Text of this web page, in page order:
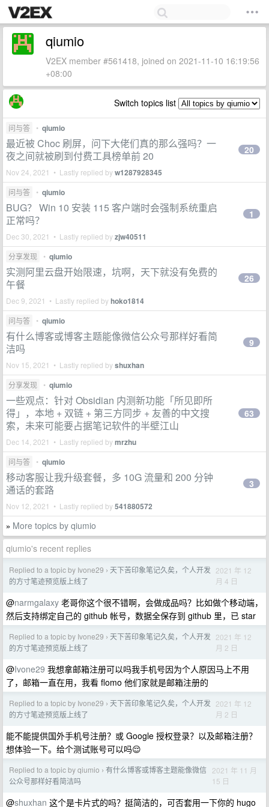
qiumio
V2EX member #561418, joined on 2021-11-10 16:19:56
+08:00
Switch topics list
问与答 • qiumio
最近被 Choc 刷屏，问下大佬们真的那么强吗？一
夜之间就被刷到付费工具榜单前 20
Nov 24, 2021 • Lastly replied byw1287928345
20
问与答 • qiumio
BUG？ Win 10 安装 115 客户端时会强制系统重启
正常吗？
Dec 30, 2021 • Lastly replied byzjw40511
1
分享发现 • qiumio
实测阿里云盘开始限速，坑啊，天下就没有免费的
午餐
Dec 9, 2021 • Lastly replied byhoko1814
26
问与答 • qiumio
有什么博客或博客主题能像微信公众号那样好看简
洁吗
Nov 15, 2021 • Lastly replied byshuxhan
9
分享发现 • qiumio
一些观点：针对 Obsidian 内测新功能「所见即所
得」，本地 + 双链 + 第三方同步 + 友善的中文搜
索，未来可能要占据笔记软件的半壁江山
Dec 14, 2021 • Lastly replied bymrzhu
63
问与答 • qiumio
移动客服让我升级套餐，多 10G 流量和 200 分钟
通话的套路
Nov 12, 2021 • Lastly replied by541880572
3
» More topics by qiumio
qiumio's recent replies
Replied to a topic by Ivone29 › 天下苦印象笔记久矣，个人开发
的方寸笔迹预览版上线了
2021 年 12
月 4 日
@narmgalaxy 老哥你这个很不错啊，会做成品吗？比如做个移动端，
然后支持绑定自己的 github 帐号，数据全保存到 github 里，已 star
Replied to a topic by Ivone29 › 天下苦印象笔记久矣，个人开发
的方寸笔迹预览版上线了
2021 年 12
月 2 日
@Ivone29 我想拿邮箱注册可以吗我手机号因为个人原因马上不用
了，邮箱一直在用，我看 flomo 他们家就是邮箱注册的
Replied to a topic by Ivone29 › 天下苦印象笔记久矣，个人开发
的方寸笔迹预览版上线了
2021 年 12
月 2 日
能不能提供国外手机号注册？或 Google 授权登录？以及邮箱注册？
想体验一下。给个测试账号可以吗😌
Replied to a topic by qiumio › 有什么博客或博客主题能像微信
公众号那样好看简洁吗
2021 年 11 月
15 日
@shuxhan 这个是卡片式的吗？挺简洁的，可否套用一下你的 hugo